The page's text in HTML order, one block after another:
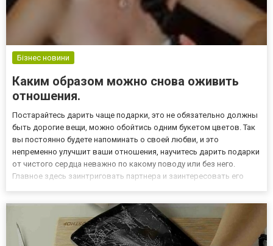
Бізнес новини
Каким образом можно снова оживить
отношения.
Постарайтесь дарить чаще подарки, это не обязательно должны
быть дорогие вещи, можно обойтись одним букетом цветов. Так
вы постоянно будете напоминать о своей любви, и это
непременно улучшит ваши отношения, научитесь дарить подарки
от чистого сердца неважно по какому поводу или без него.
Главное здесь заинтриговать партнера и заинтересовать его